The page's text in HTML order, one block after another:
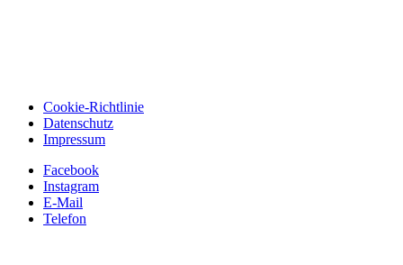
Cookie-Richtlinie
Datenschutz
Impressum
Facebook
Instagram
E-Mail
Telefon